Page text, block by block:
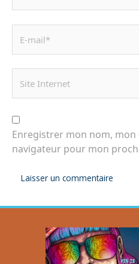
Enregistrer mon nom, mon
navigateur pour mon